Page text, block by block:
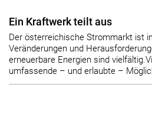
Ein Kraftwerk teilt aus
Der öster­reichische Strommarkt ist
Veränderungen und
erneuerbare Energien sind
umfassende – und erlaubte –